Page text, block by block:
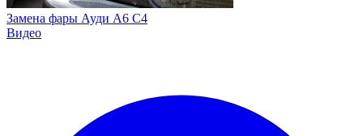
Замена фары Ауди А6 С4
Видео